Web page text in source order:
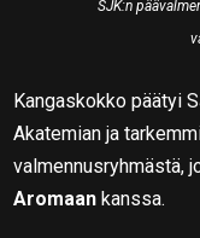
SJK:n
Kangaskokko päätyi
Akatemian ja
valmennusryhmästä,
Aromaan kanssa.